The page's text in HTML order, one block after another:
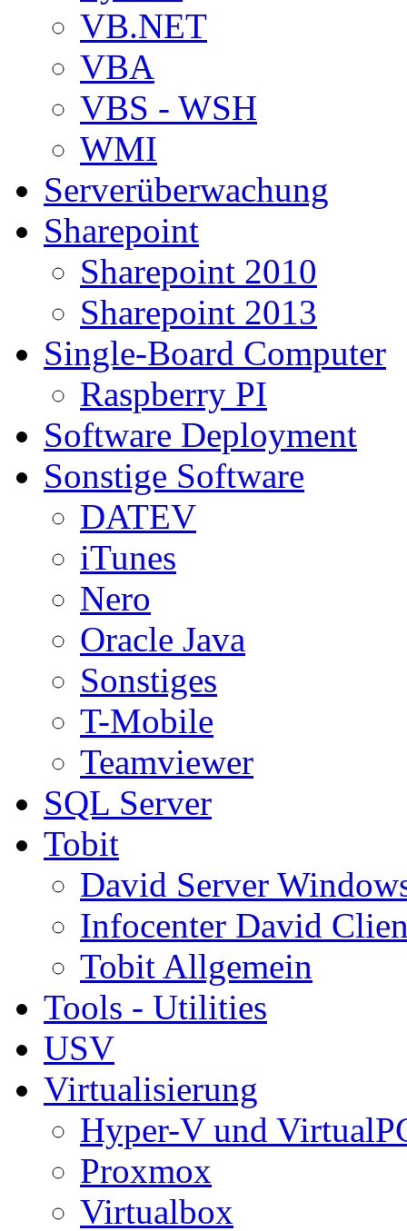
VB.NET
VBA
VBS - WSH
WMI
Serverüberwachung
Sharepoint
Sharepoint 2010
Sharepoint 2013
Single-Board Computer
Raspberry PI
Software Deployment
Sonstige Software
DATEV
iTunes
Nero
Oracle Java
Sonstiges
T-Mobile
Teamviewer
SQL Server
Tobit
David Server
Infocenter David
Tobit Allgemein
Tools - Utilities
USV
Virtualisierung
Hyper-V und
Proxmox
Virtualbox